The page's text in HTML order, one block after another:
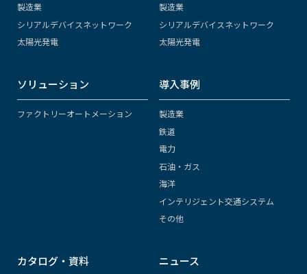
製造業
シリアルデバイスネットワーク
太陽光発電
製造業
シリアルデバイスネットワーク
太陽光発電
ソリューション
ファクトリーオートメーション
導入事例
製造業
鉄道
電力
石油・ガス
海洋
インテリジェント交通システム
その他
カタログ・資料 ニュース